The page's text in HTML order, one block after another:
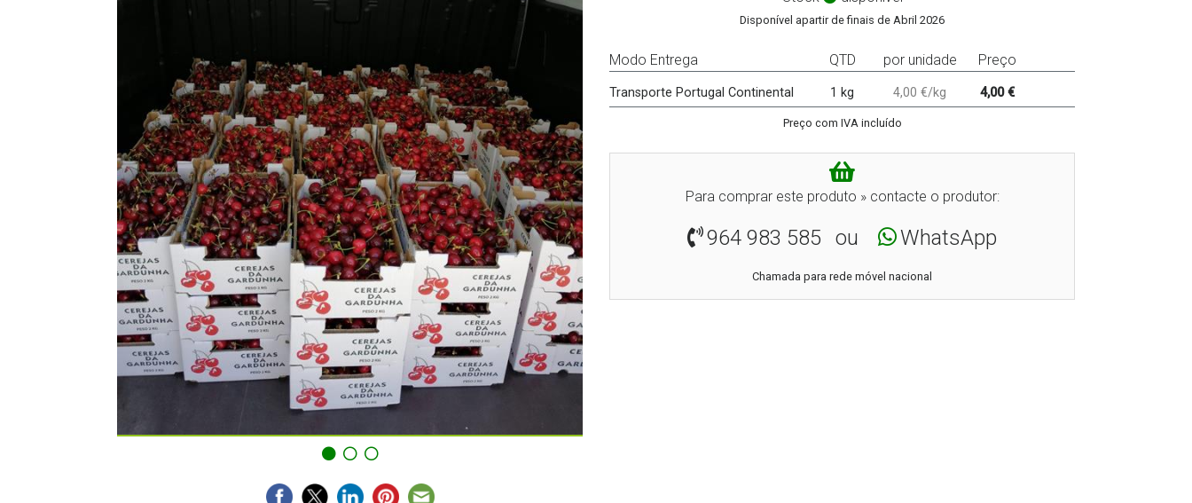
Disponível apartir de finais de Abril 2026
Modo Entrega QTD por unidade Preço
Transporte Portugal Continental 1 kg 4,00 €/kg 4,00 €
Preço com IVA incluído
Para comprar este produto » contacte o produtor:
964 983 585 ou WhatsApp
Chamada para rede móvel nacional